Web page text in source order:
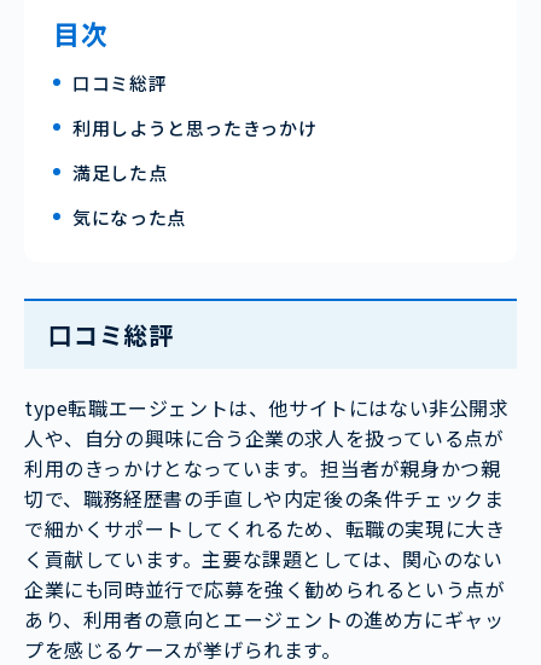
目次
口コミ総評
利用しようと思ったきっかけ
満足した点
気になった点
口コミ総評
type転職エージェントは、他サイトにはない非公開求
人や、自分の興味に合う企業の求人を扱っている点が
利用のきっかけとなっています。担当者が親身かつ親
切で、職務経歴書の手直しや内定後の条件チェックま
で細かくサポートしてくれるため、転職の実現に大き
く貢献しています。主要な課題としては、関心のない
企業にも同時並行で応募を強く勧められるという点が
あり、利用者の意向とエージェントの進め方にギャッ
プを感じるケースが挙げられます。